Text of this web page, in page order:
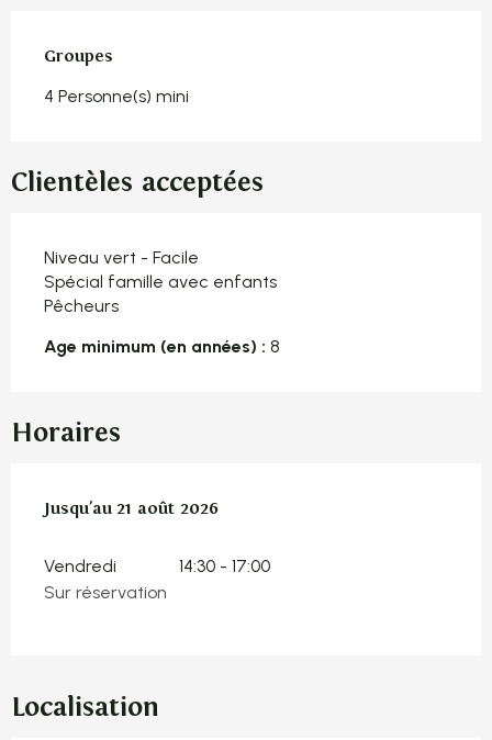
Groupes
Groupes
4 Personne(s) mini
Clientèles acceptées
Niveau vert - Facile
Spécial famille avec enfants
Pêcheurs
Age minimum (en années) : 8
Horaires
Du10 juillet 2026au21 août 2026
Jusqu'au 21 août 2026
Vendredi
14:30 - 17:00
Sur réservation
Localisation